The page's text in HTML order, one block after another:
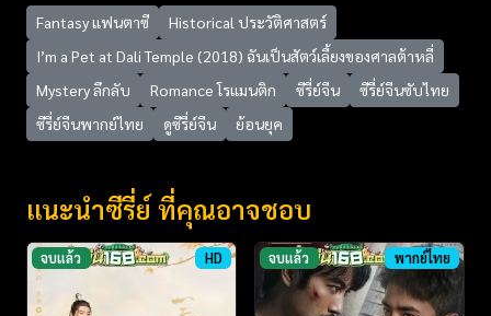
Fantasy แฟนตาซี
Historical ประวัติศาสตร์
I’m a Pet at Dali Temple (2018) ฉันเป็นสัตว์เลี้ยงของศาลต้าหลี่
Mystery ลึกลับ
Romance โรแมนติก ซีรี่ย์จีน
ซีรี่ย์จีนซับไทย
ซีรี่ย์จีนพากย์ไทย
ดูซีรี่ย์จีน ย้อนยุค
แนะนำซีรี่ย์ ที่คุณอาจชอบ
จบแล้ว HD จบแล้ว พากย์ไทย